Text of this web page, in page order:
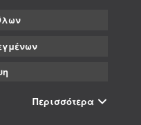
Περισσότερα